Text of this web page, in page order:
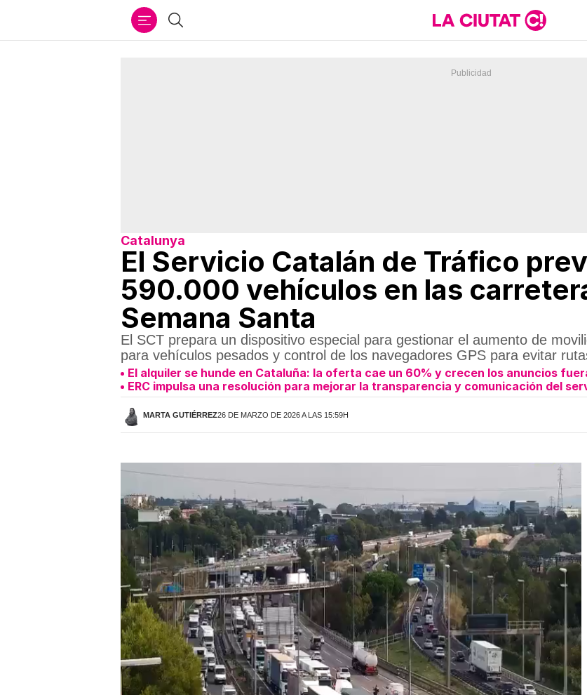
Buscar
Catalunya
El Servicio Catalán de Tráfico
590.000 vehículos en las
Semana Santa
El SCT prepara un dispositivo especial para gestionar el aumento de
para vehículos pesados y control de los navegadores GPS para evitar
El alquiler se hunde en Cataluña: la oferta cae un 60% y crecen los anuncios
ERC impulsa una resolución para mejorar la transparencia y comunicación del
MARTA GUTIÉRREZ26 DE MARZO DE 2026 A LAS 15:59H